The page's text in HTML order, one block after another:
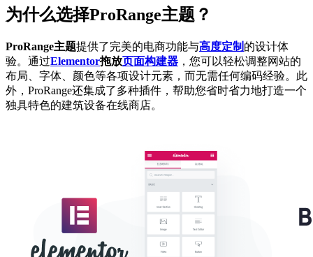
为什么选择ProRange主题？
ProRange主题提供了完美的电商功能与高度定制 的设计体
验。通过Elementor拖放页面构建器 ，您可以轻松调整网站的
布局、字体、颜色等各项设计元素，而无需任何编码经验。此
外，ProRange还集成了多种插件，帮助您省时省力地打造一个
独具特色的建筑设备在线商店。